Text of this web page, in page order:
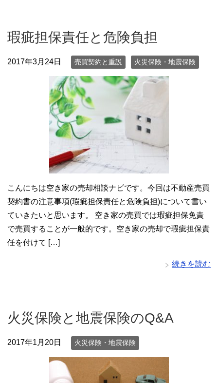
瑕疵担保責任と危険負担
2017年3月24日 売買契約と重説 火災保険・地震保険
こんにちは空き家の売却相談ナビです。今回は不動産売買
契約書の注意事項(瑕疵担保責任と危険負担)について書い
ていきたいと思います。 空き家の売買では瑕疵担保免責
で売買することが一般的です。空き家の売却で瑕疵担保責
任を付けて […]
続きを読む
火災保険と地震保険のQ&A
2017年1月20日 火災保険・地震保険